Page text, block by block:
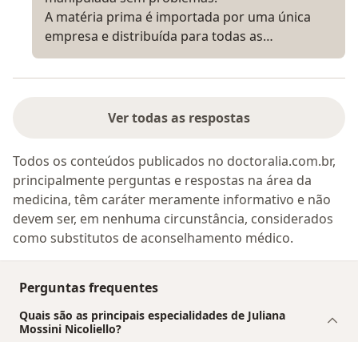
A matéria prima é importada por uma única
empresa e distribuída para todas as…
Ver todas as respostas
Todos os conteúdos publicados no doctoralia.com.br,
principalmente perguntas e respostas na área da
medicina, têm caráter meramente informativo e não
devem ser, em nenhuma circunstância, considerados
como substitutos de aconselhamento médico.
Perguntas frequentes
Quais são as principais especialidades de Juliana
Mossini Nicoliello?